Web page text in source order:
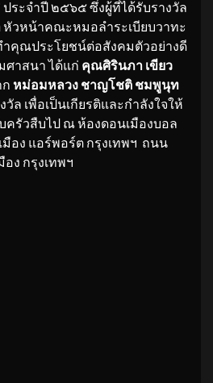
ประจำปี ๒๕๖๕ ซึ่งผู้ที่ได้รับรางวัล
หัวหน้าคณะหมอลำระเบียบวาทะ
ำคุณประโยชน์ต่อสังคมตัวอย่างดี
ศาสนา ได้แก่ คุณศิรินภา เขียว
หม่อมหลวง ชาญโชติ ชมพูนุท
ล เพื่อเป็นเกียรติและกำลังใจให้
ครัวสืบไป ณ ห้องดอนเมืองบอล
อง แอร์พอร์ต กรุงเทพฯ ถนน
ง กรุงเทพฯ